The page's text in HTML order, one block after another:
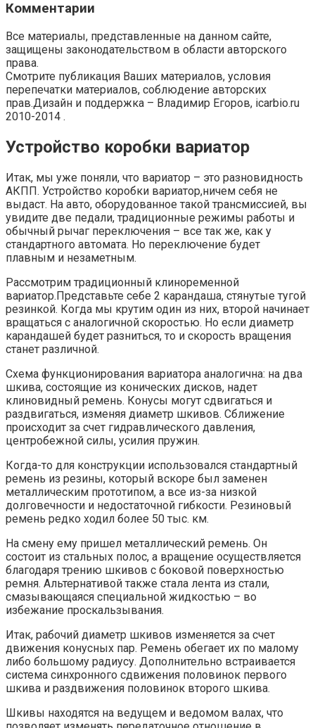
Комментарии
Все материалы, представленные на данном сайте,
защищены законодательством в области авторского
права.
Смотрите публикация Ваших материалов, условия
перепечатки материалов, соблюдение авторских
прав.Дизайн и поддержка – Владимир Егоров, icarbio.ru
2010-2014 .
Устройство коробки вариатор
Итак, мы уже поняли, что вариатор – это разновидность
АКПП. Устройство коробки вариатор,ничем себя не
выдаст. На авто, оборудованное такой трансмиссией, вы
увидите две педали, традиционные режимы работы и
обычный рычаг переключения – все так же, как у
стандартного автомата. Но переключение будет
плавным и незаметным.
Рассмотрим традиционный клиноременной
вариатор.Представьте себе 2 карандаша, стянутые тугой
резинкой. Когда мы крутим один из них, второй начинает
вращаться с аналогичной скоростью. Но если диаметр
карандашей будет разниться, то и скорость вращения
станет различной.
Схема функционирования вариатора аналогична: на два
шкива, состоящие из конических дисков, надет
клиновидный ремень. Конусы могут сдвигаться и
раздвигаться, изменяя диаметр шкивов. Сближение
происходит за счет гидравлического давления,
центробежной силы, усилия пружин.
Когда-то для конструкции использовался стандартный
ремень из резины, который вскоре был заменен
металлическим прототипом, а все из-за низкой
долговечности и недостаточной гибкости. Резиновый
ремень редко ходил более 50 тыс. км.
На смену ему пришел металлический ремень. Он
состоит из стальных полос, а вращение осуществляется
благодаря трению шкивов с боковой поверхностью
ремня. Альтернативой также стала лента из стали,
смазывающаяся специальной жидкостью – во
избежание проскальзывания.
Итак, рабочий диаметр шкивов изменяется за счет
движения конусных пар. Ремень обегает их по малому
либо большому радиусу. Дополнительно встраивается
система синхронного сдвижения половинок первого
шкива и раздвижения половинок второго шкива.
Шкивы находятся на ведущем и ведомом валах, что